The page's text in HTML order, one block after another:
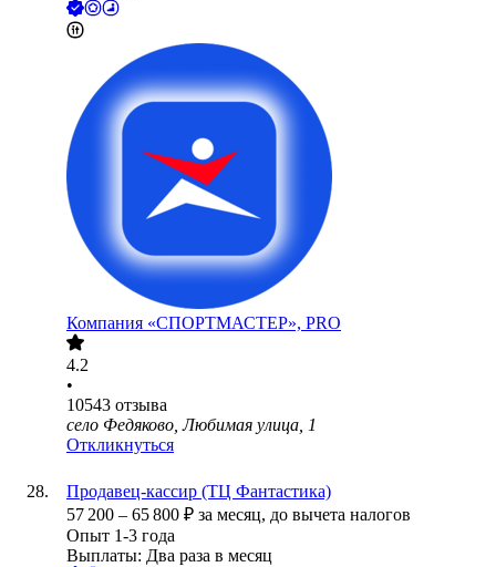
Компания «СПОРТМАСТЕР», PRO
4.2
•
10543 отзыва
село Федяково, Любимая улица, 1
Откликнуться
Продавец-кассир (ТЦ Фантастика)
57 200 – 65 800 ₽ за месяц, до вычета налогов
Опыт 1-3 года
Выплаты: Два раза в месяц